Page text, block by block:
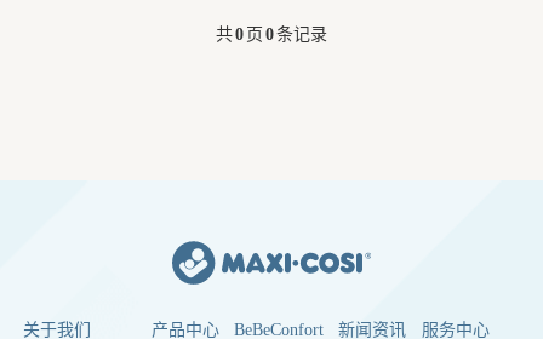
共0 页 0条记录
关于我们 产品中心 BeBeConfort 新闻资讯 服务中心